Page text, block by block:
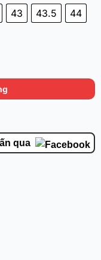
43 43.5
44
7 số lượng
qua